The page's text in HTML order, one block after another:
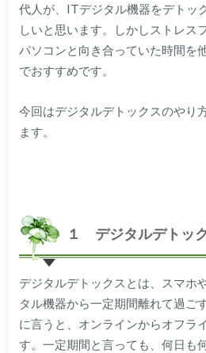
代人が、ITデジタル機器をデトッ
しいと思います。しかしストレス
パソコンと向き合っていた時間を
でおすすめです。
今回はデジタルデトックスのやり
ます。
１ デジタルデトッ
デジタルデトックスとは、スマホ
タル機器から一定期間離れて過ご
に言うと、オンラインからオフラ
す。一定期間と言っても、何日も